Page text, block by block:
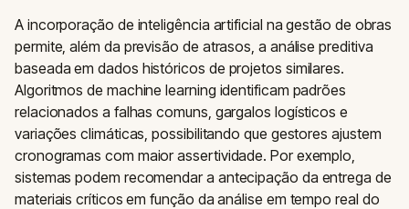
A incorporação de inteligência artificial na gestão de obras
permite, além da previsão de atrasos, a análise preditiva
baseada em dados históricos de projetos similares.
Algoritmos de machine learning identificam padrões
relacionados a falhas comuns, gargalos logísticos e
variações climáticas, possibilitando que gestores ajustem
cronogramas com maior assertividade. Por exemplo,
sistemas podem recomendar a antecipação da entrega de
materiais críticos em função da análise em tempo real do